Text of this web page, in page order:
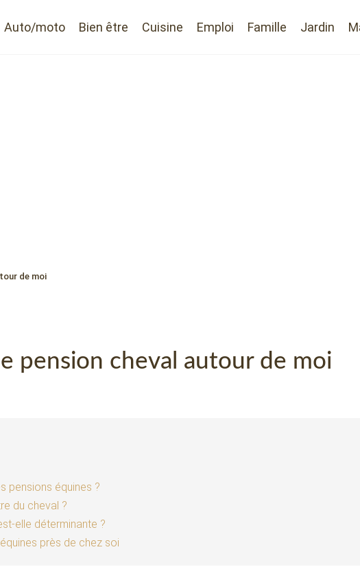
Auto/moto Bien être Cuisine Emploi Famille Jardin
de moi
pension cheval autour de moi
pensions équines ?
du cheval ?
elle déterminante ?
près de chez soi